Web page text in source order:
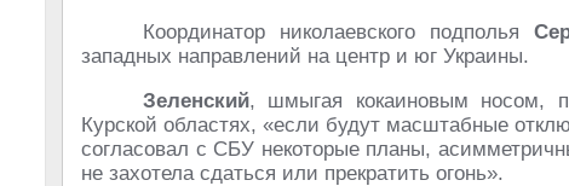
Координатор николаевского подполья
западных направлений на центр и юг Украины.
Зеленский, шмыгая кокаиновым носом,
Курской областях, «если будут масштабные
согласовал с СБУ некоторые планы,
не захотела сдаться или прекратить огонь».